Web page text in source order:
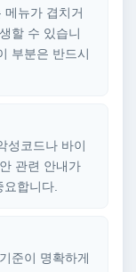
메뉴가 겹치거
할 수 있습니
부분은 반드시
성코드나 바이
관련 안내가
합니다.
준이 명확하게